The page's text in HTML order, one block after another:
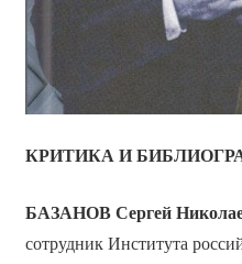
КРИТИКА И
БАЗАНОВ Сергей
сотрудник Института